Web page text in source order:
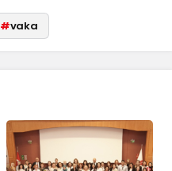
#vaka